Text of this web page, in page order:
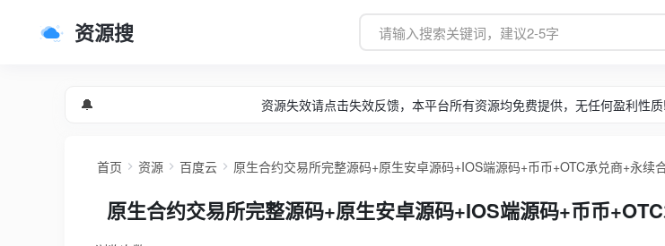
资源搜
🔔 资源失效请点击失效反馈，本平台所有资源均免费提供，无任何盈利性质!
首页 资源 百度云 原生合约交易所完整源码+原生安卓源码+IOS端源码+币币+OTC承兑商+永续
原生合约交易所完整源码+原生安卓源码+IOS端源码+币币